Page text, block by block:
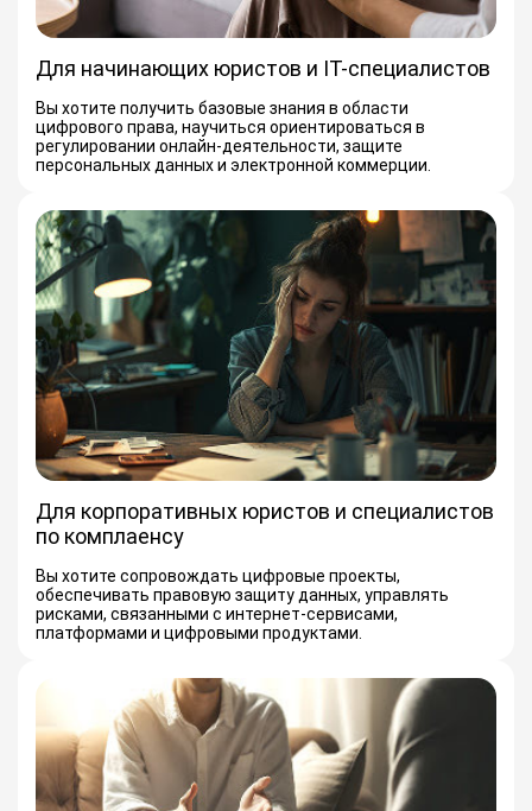
Для начинающих юристов и IT-специалистов
Вы хотите получить базовые знания в области
цифрового права, научиться ориентироваться в
регулировании онлайн-деятельности, защите
персональных данных и электронной коммерции.
Для корпоративных юристов и специалистов
по комплаенсу
Вы хотите сопровождать цифровые проекты,
обеспечивать правовую защиту данных, управлять
рисками, связанными с интернет-сервисами,
платформами и цифровыми продуктами.